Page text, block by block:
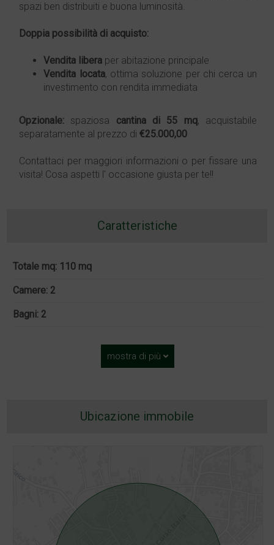
spazi ben distribuiti e buona luminosità.
Doppia possibilità di acquisto:
Vendita libera per abitazione principale
Vendita locata, ottima soluzione per chi cerca un
investimento con rendita immediata
Opzionale: spaziosa cantina di 55 mq, acquistabile
separatamente al prezzo di€25.000,00
Contattaci per maggiori informazioni o per fissare una
visita! Cosa aspetti l' occasione giusta per te!!
Caratteristiche
Totale mq: 110 mq
Camere: 2
Bagni: 2
mostra di più
Ubicazione immobile